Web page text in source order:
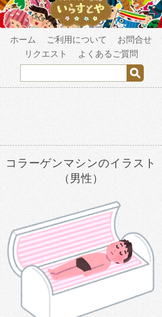
ホーム ご利用について
お問合せ
リクエスト
よくあるご質問
コラーゲンマシンのイラスト
（男性）